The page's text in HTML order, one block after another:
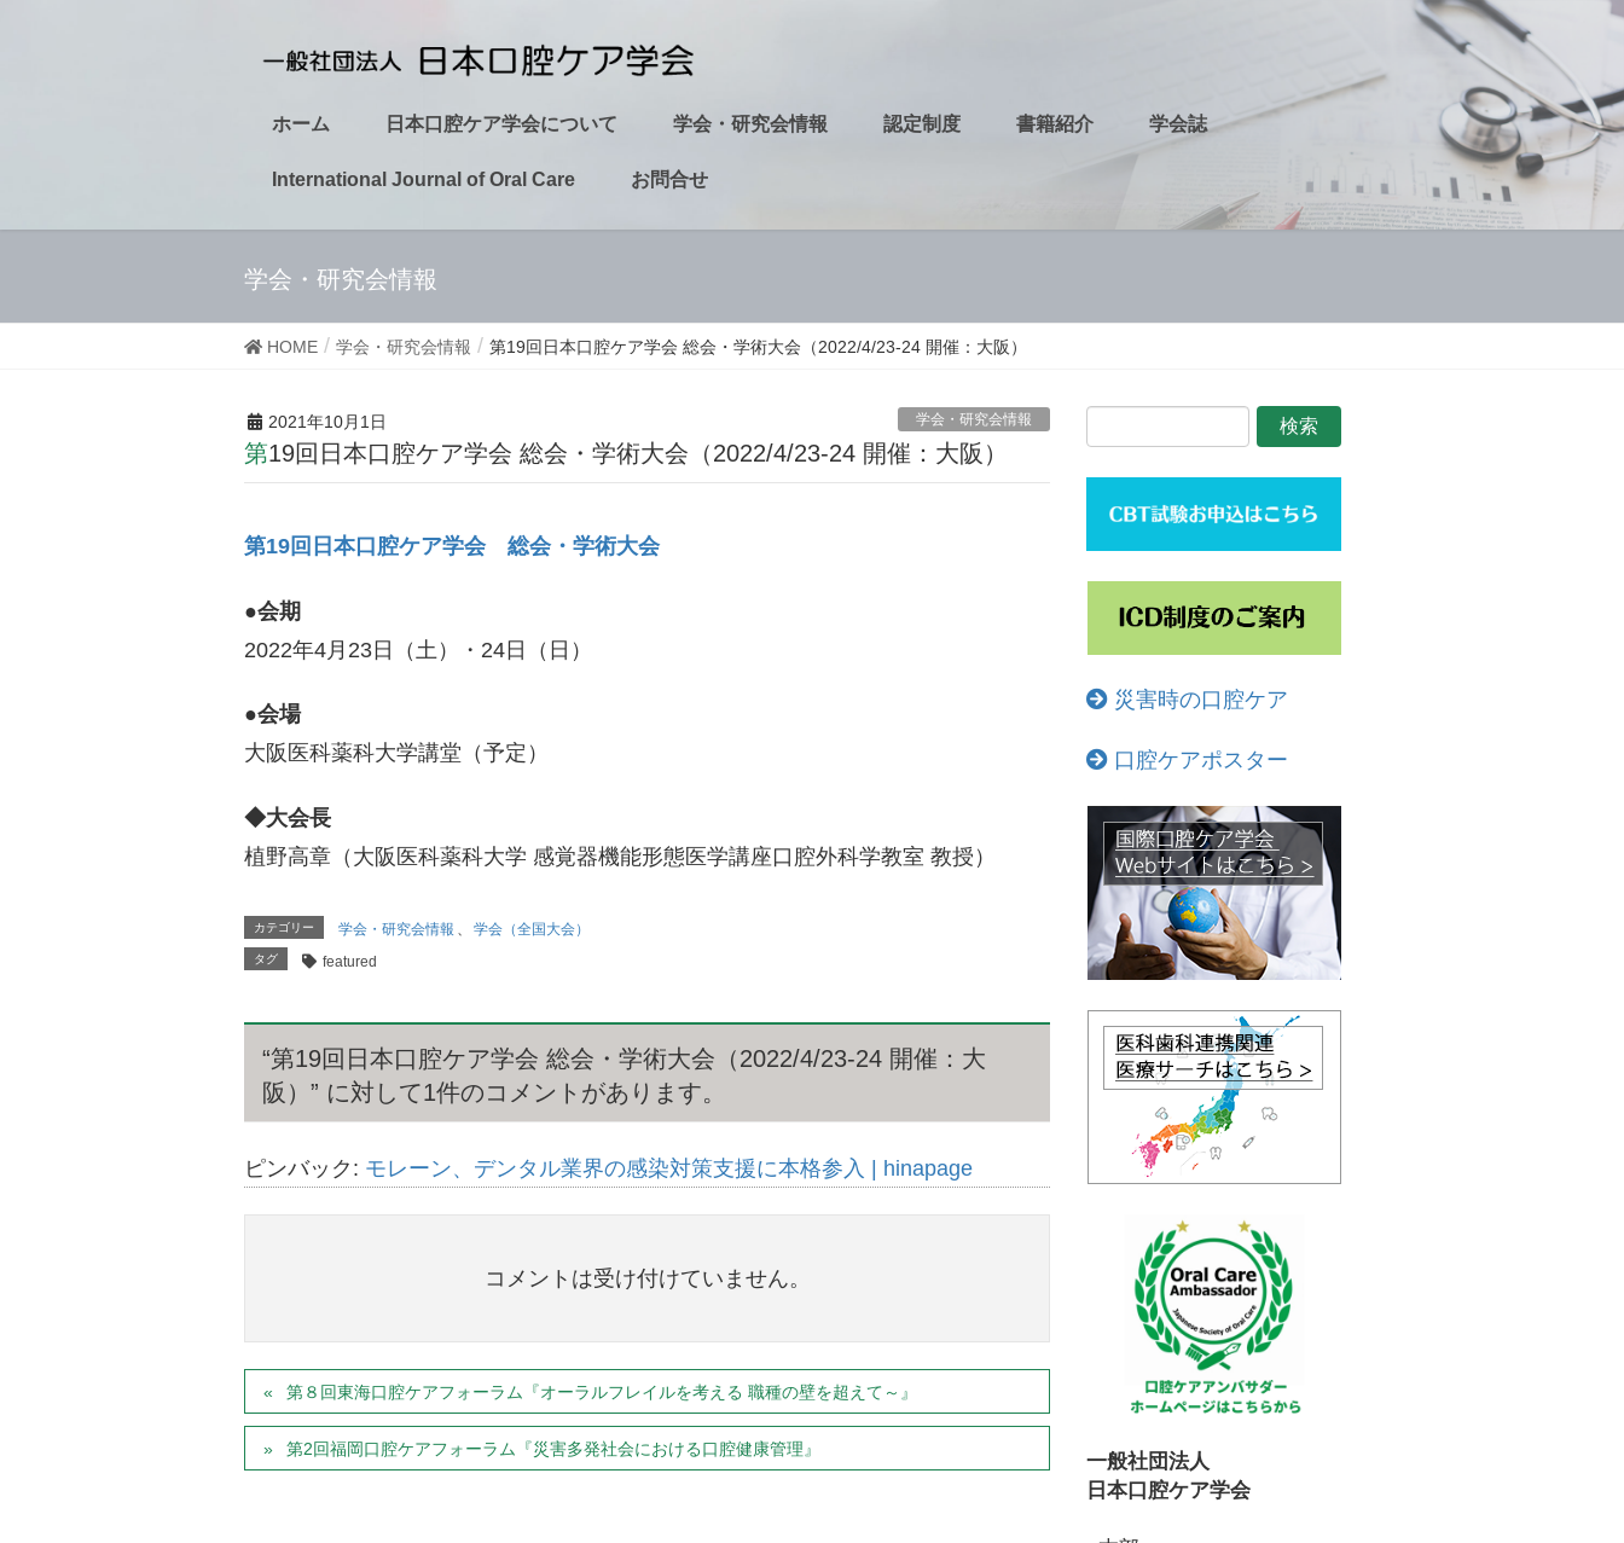
ホーム 日本口腔ケア学会について 学会・研究会情報 認定制度 書籍紹介 学会誌
International Journal of Oral Care お問合せ
学会・研究会情報
HOME 学会・研究会情報 第19回日本口腔ケア学会 総会・学術大会（2022/4/23-24 開催：大阪）
2021年10月1日 学会・研究会情報
第19回日本口腔ケア学会 総会・学術大会（2022/4/23-24 開催：大阪）
第19回日本口腔ケア学会 総会・学術大会
●会期
2022年4月23日（土）・24日（日）
●会場
大阪医科薬科大学講堂（予定）
◆大会長
植野高章（大阪医科薬科大学 感覚器機能形態医学講座口腔外科学教室 教授）
カテゴリー 学会・研究会情報 、 学会（全国大会）
タグ featured
“第19回日本口腔ケア学会 総会・学術大会（2022/4/23-24 開催：大
阪） ” に対して1件のコメントがあります。
ピンバック: モレーン、デンタル業界の感染対策支援に本格参入 | hinapage
コメントは受け付けていません。
第８回東海口腔ケアフォーラム『オーラルフレイルを考える 職種の壁を超えて～』
第2回福岡口腔ケアフォーラム『災害多発社会における口腔健康管理』
災害時の口腔ケア
口腔ケアポスター
一般社団法人
日本口腔ケア学会